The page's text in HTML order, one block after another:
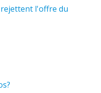
rejettent l'offre du